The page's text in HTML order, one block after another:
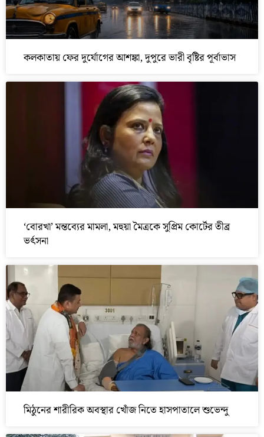
কলকাতায় ফের দুর্যোগের আশঙ্কা, দুপুরে ভারী বৃষ্টির পূর্বাভাস
‘বোরখা’ মন্তব্যের মামলা, মহুয়া মৈত্রকে সুপ্রিম কোর্টের তীব্র
ভর্ৎসনা
মিঠুনের শারীরিক অবস্থার খোঁজ নিতে হাসপাতালে শুভেন্দু